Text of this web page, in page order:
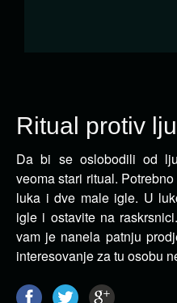
Ritual protiv
Da bi se oslobodili od
veoma stari ritual.
luka i dve male igle. U
igle i ostavite na
vam je nanela patnju
interesovanje za tu osobu